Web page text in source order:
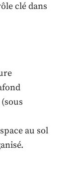
clé dans
au sol